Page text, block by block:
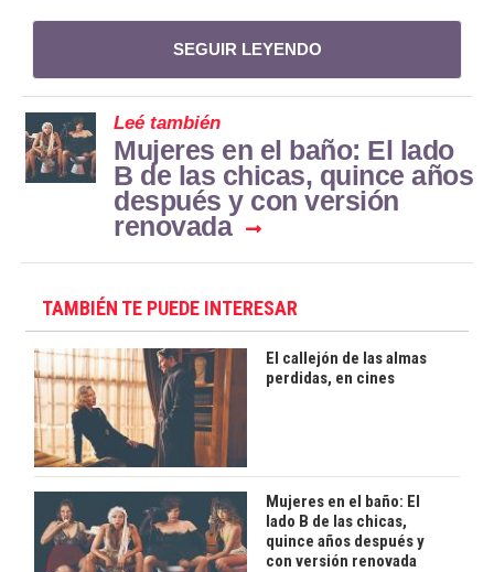
SEGUIR LEYENDO
Leé también
Mujeres en el baño: El lado
B de las chicas, quince años
después y con versión
renovada
TAMBIÉN TE PUEDE INTERESAR
El callejón de las almas
perdidas, en cines
Mujeres en el baño: El
lado B de las chicas,
quince años después y
con versión renovada